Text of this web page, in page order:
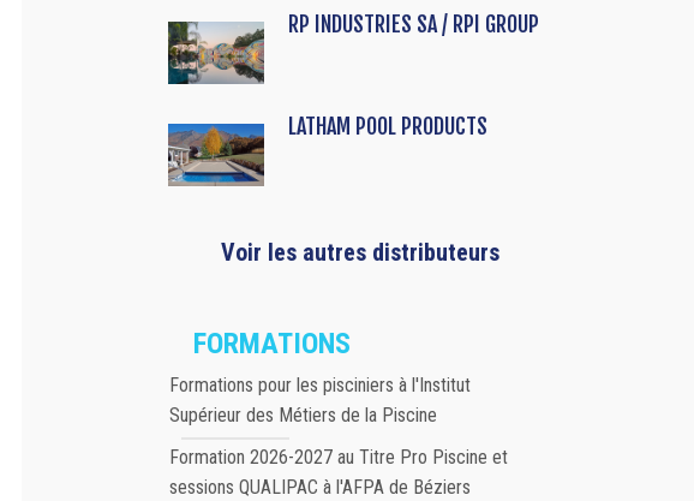
RP INDUSTRIES SA / RPI GROUP
LATHAM POOL PRODUCTS
Voir les autres distributeurs
FORMATIONS
Formations pour les pisciniers à l'Institut
Supérieur des Métiers de la Piscine
Formation 2026-2027 au Titre Pro Piscine et
sessions QUALIPAC à l'AFPA de Béziers